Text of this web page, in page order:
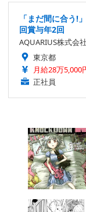
「まだ間に合う!
回賞与年2回
AQUARIUS株式会社
東京都
月給28万5,000
正社員